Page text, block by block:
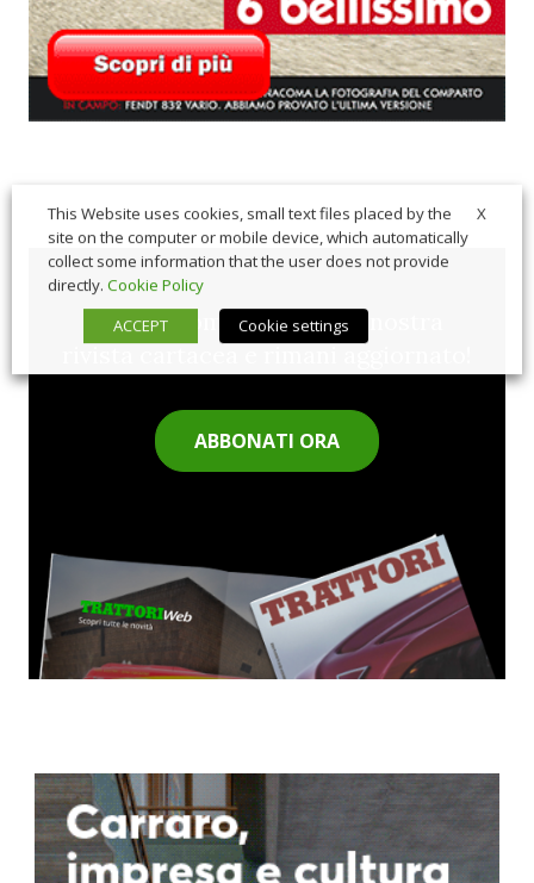
Sfoglia comodamente la nostra
rivista cartacea e rimani aggiornato!
ABBONATI ORA
X
This Website uses cookies, small text files placed by the
site on the computer or mobile device, which automatically
collect some information that the user does not provide
directly. Cookie Policy
ACCEPT
Cookie settings